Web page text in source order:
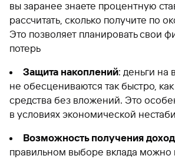
вы заранее знаете процентную
рассчитать, сколько получите по
Это позволяет планировать свои
потерь
Защита накоплений: деньги на
не обесцениваются так быстро,
средства без вложений. Это
в условиях экономической
Возможность получения
правильном выборе вклада можно